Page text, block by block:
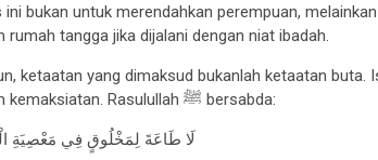
ini bukan untuk merendahkan perempuan,
rumah tangga jika dijalani dengan niat ibadah.
ketaatan yang dimaksud bukanlah ketaatan
dalam kemaksiatan. Rasulullah ﷺ bersabda:
لَا طَاعَةَ لِمَخْلُوقٍ فِي مَعْصِيَةِ